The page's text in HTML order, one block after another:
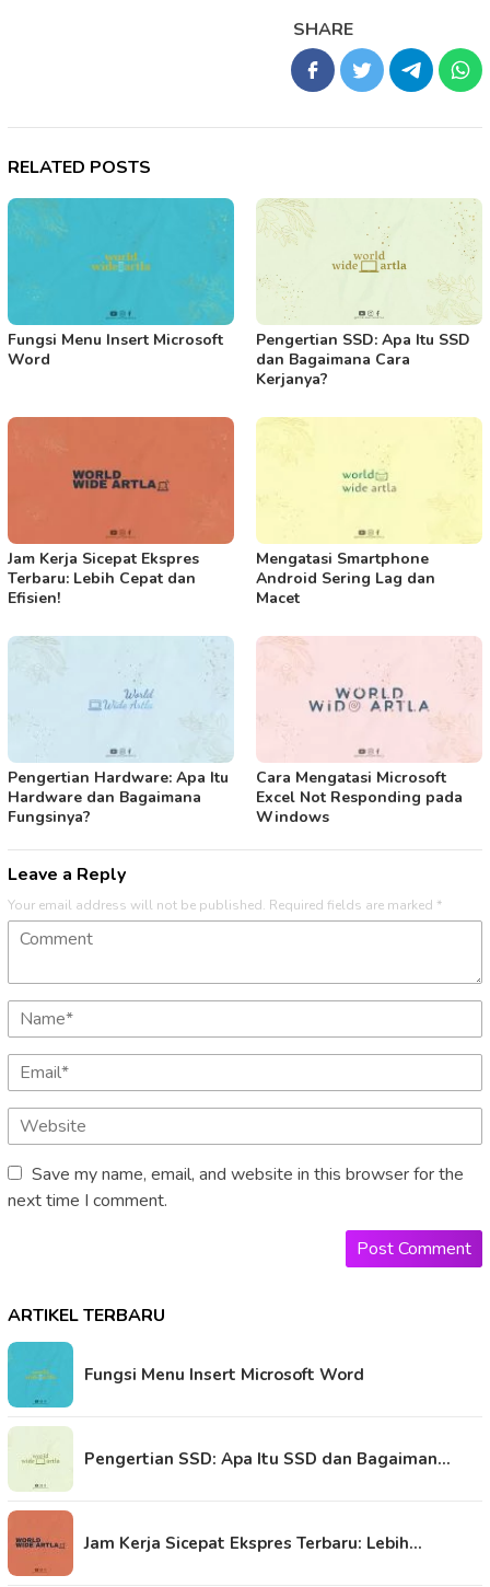
SHARE
RELATED POSTS
Fungsi Menu Insert Microsoft
Word
Pengertian SSD: Apa Itu SSD
dan Bagaimana Cara
Kerjanya?
Jam Kerja Sicepat Ekspres
Terbaru: Lebih Cepat dan
Efisien!
Mengatasi Smartphone
Android Sering Lag dan
Macet
Pengertian Hardware: Apa Itu
Hardware dan Bagaimana
Fungsinya?
Cara Mengatasi Microsoft
Excel Not Responding pada
Windows
Leave a Reply
Your email address will not be published. Required fields are marked *
Save my name, email, and website in this browser for the
next time I comment.
ARTIKEL TERBARU
Fungsi Menu Insert Microsoft Word
Pengertian SSD: Apa Itu SSD dan Bagaiman…
Jam Kerja Sicepat Ekspres Terbaru: Lebih…